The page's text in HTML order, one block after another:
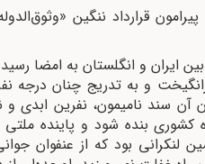
قرارداد ننگین
با 1297 شمسى قراردادى بین ایران و انگلستان به
و به تدریج چنان درجه
سند نامیمون، نفرین ابدى و
کشورى بنده شود و پاینده ملتى
لنکرانى بود که از عنفوان